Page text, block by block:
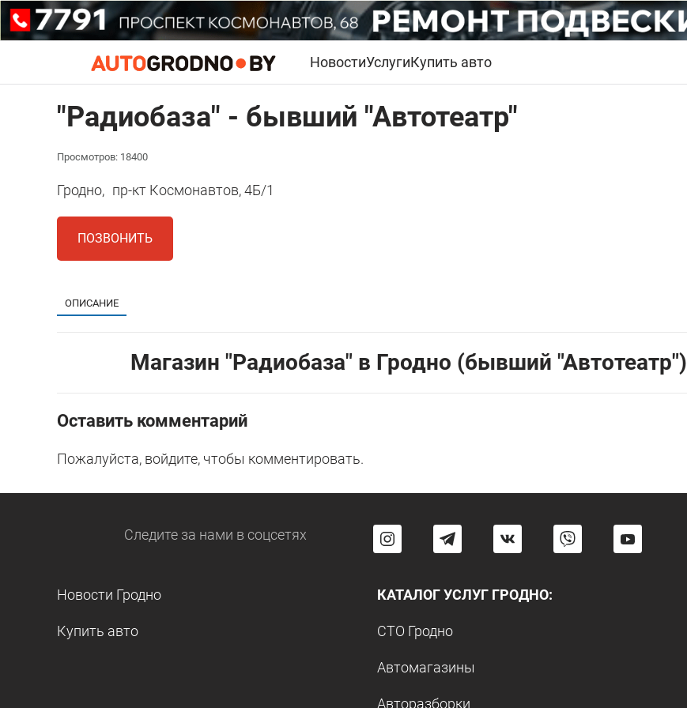
НовостиУслугиКупить авто
"Радиобаза" - бывший "Автотеатр"
Просмотров: 18400
Гродно, пр-кт Космонавтов, 4Б/1
ПОЗВОНИТЬ
ОПИСАНИЕ
Магазин "Радиобаза" в Гродно (бывший "Автотеатр")
Оставить комментарий
Пожалуйста, войдите, чтобы комментировать.
Следите за нами в соцсетях
Новости Гродно
Купить авто
КАТАЛОГ УСЛУГ ГРОДНО:
СТО Гродно
Автомагазины
Авторазборки